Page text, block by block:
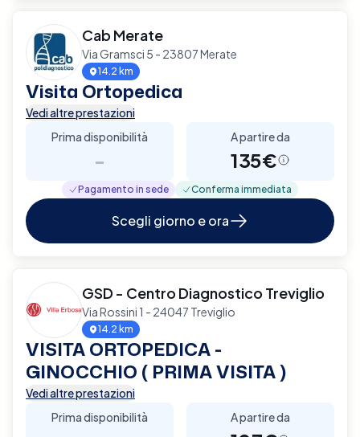
Cab Merate
Via Gramsci 5 - 23807 Merate
14.2 km
Visita Ortopedica
Vedi altre prestazioni
Prima disponibilità
-
A partire da
135€
Pagamento in sede Conferma immediata
Scegli giorno e ora
GSD - Centro Diagnostico Treviglio
Via Rossini 1 - 24047 Treviglio
14.2 km
VISITA ORTOPEDICA -
GINOCCHIO ( PRIMA VISITA )
Vedi altre prestazioni
Prima disponibilità
A partire da